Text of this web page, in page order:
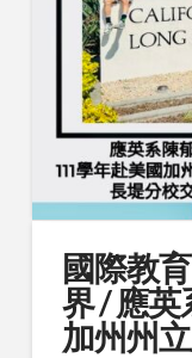
國際教
界 / 應
加州州